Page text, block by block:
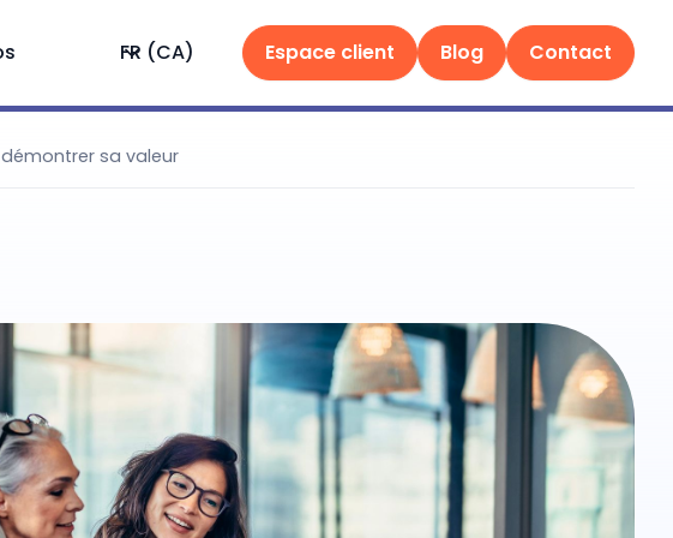
FR (CA) Espace client Blog Contact
sa valeur